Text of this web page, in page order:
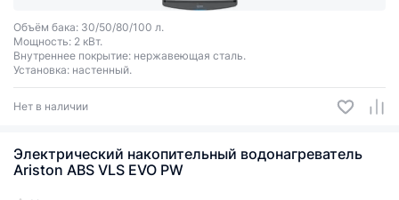
Объём бака: 30/50/80/100 л.
Мощность: 2 кВт.
Внутреннее покрытие: нержавеющая сталь.
Установка: настенный.
Нет в наличии
Электрический накопительный водонагреватель
Ariston ABS VLS EVO PW